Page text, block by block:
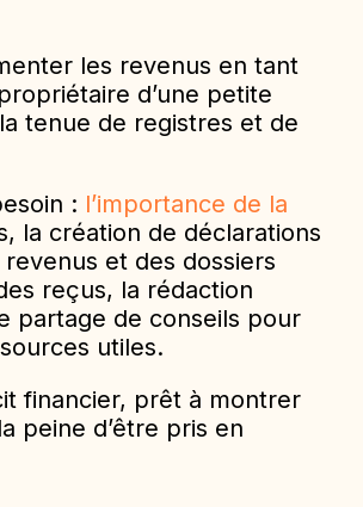
les revenus en tant
d’une petite
tenue de registres et de
: l’importance de la
la création de déclarations
et des dossiers
reçus, la rédaction
partage de conseils pour
utiles.
financier, prêt à montrer
peine d’être pris en